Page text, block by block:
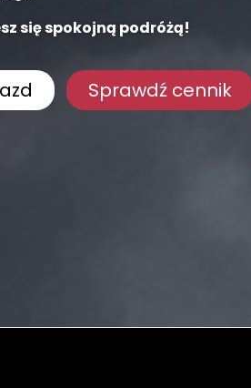
się spokojną podróżą!
Sprawdź cennik